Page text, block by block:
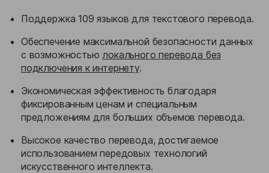
Поддержка 109 языков для текстового перевода.
Обеспечение максимальной безопасности данных
с возможностью локального перевода без
подключения к интернету.
Экономическая эффективность благодаря
фиксированным ценам и специальным
предложениям для больших объемов перевода.
Высокое качество перевода, достигаемое
использованием передовых технологий
искусственного интеллекта.